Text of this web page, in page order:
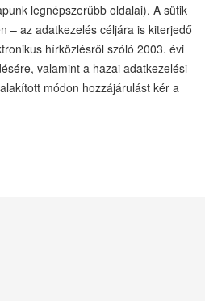
legnépszerűbb oldalai). A sütik
– az adatkezelés céljára is kiterjedő
hírközlésről szóló 2003. évi
valamint a hazai adatkezelési
módon hozzájárulást kér a